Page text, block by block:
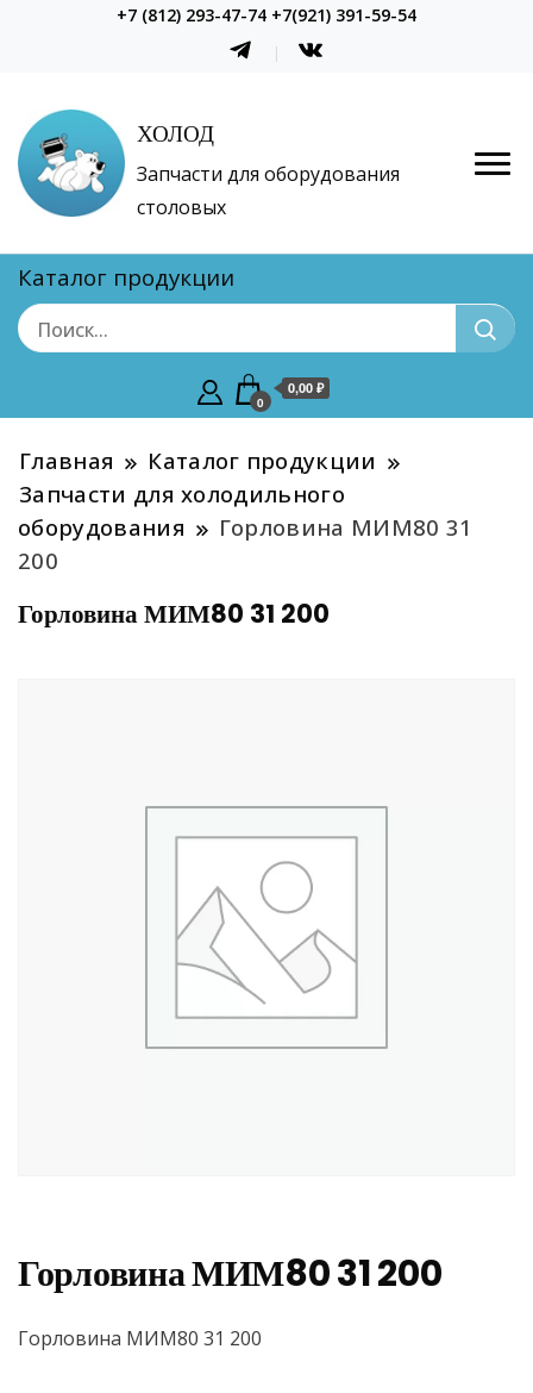
+7 (812) 293-47-74 +7(921) 391-59-54
ХОЛОД
Запчасти для оборудования
столовых
Каталог продукции
0
0,00 ₽
Главная
Каталог продукции
Запчасти для холодильного
оборудования
Горловина МИМ80 31
200
Горловина МИМ80 31 200
Горловина МИМ80 31 200
Горловина МИМ80 31 200